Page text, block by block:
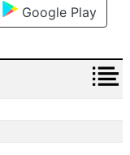
Google Play